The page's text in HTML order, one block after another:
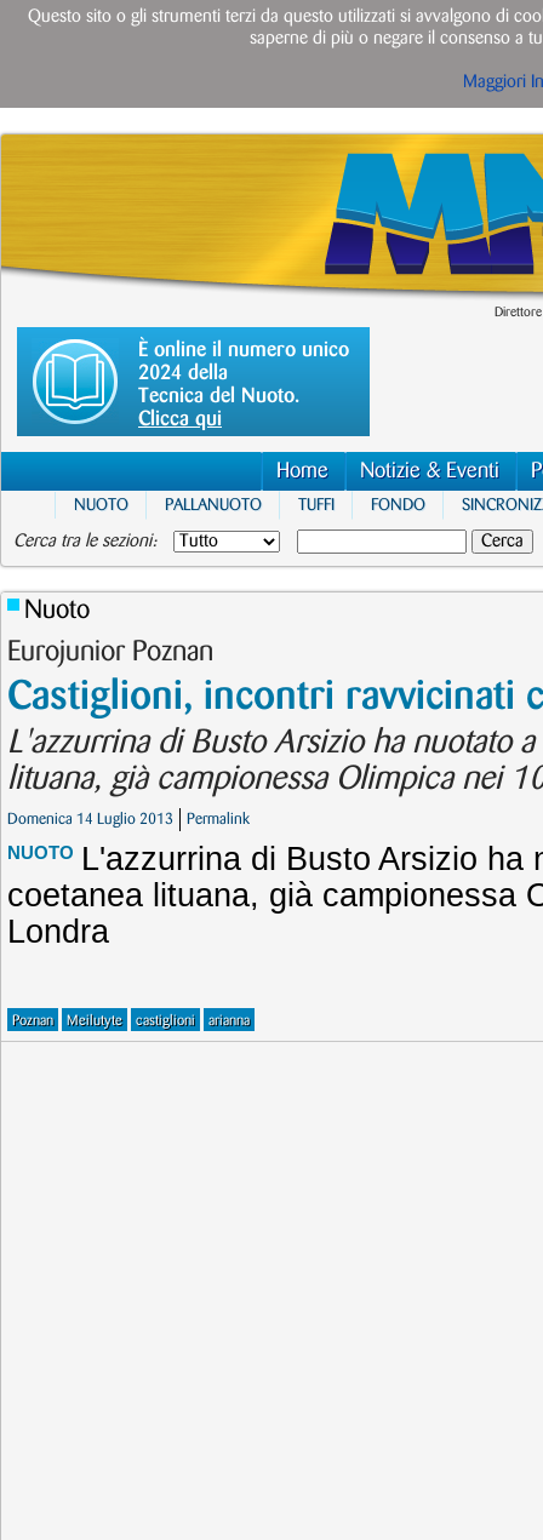
È online il numero unico
2024 della
Tecnica del Nuoto.
Clicca qui
Home Notizie & Eventi
NUOTO PALLANUOTO TUFFI FONDO
Cerca tra le sezioni:
Nuoto
Eurojunior Poznan
Castiglioni, incontri ravvicinati
L'azzurrina di Busto Arsizio ha nuotato
lituana, già campionessa Olimpica nei
Domenica 14 Luglio 2013 Permalink
NUOTO L'azzurrina di Busto Arsizio ha
coetanea lituana, già campionessa
Londra
Poznan Meilutyte castiglioni arianna
Questo sito o gli strumenti terzi da questo utilizzati si avvalgono di
saperne di più o negare il consenso a
Maggiori